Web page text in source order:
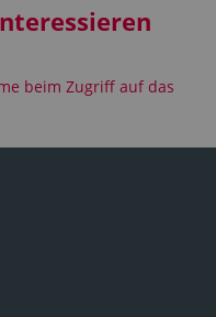
beim Zugriff auf das